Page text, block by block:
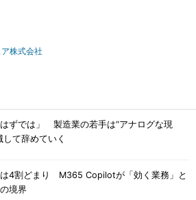
株式会社
はずでは」 製造業の若手は“アナログな現
して辞めていく
4割どまり M365 Copilotが「効く業務」と
境界